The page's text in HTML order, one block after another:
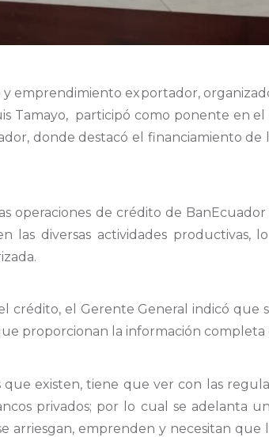
emprendimiento exportador,
Tamayo, participó como ponente en
donde destacó el financiamiento de
operaciones de crédito de
las diversas actividades productivas,
crédito, el Gerente General indicó que
proporcionan la información
existen, tiene que ver con las
privados; por lo cual se adelanta
arriesgan, emprenden y necesitan que